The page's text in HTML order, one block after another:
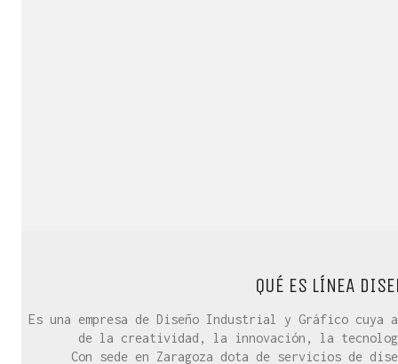
QUÉ ES LÍNEA
Es una empresa de Diseño Industrial y Gráfico
de la creatividad, la innovación, la
Con sede en Zaragoza dota de servicios de